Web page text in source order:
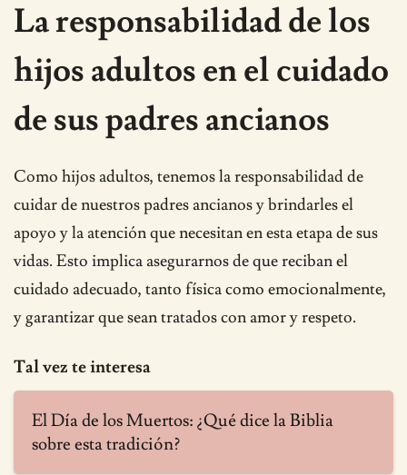
La responsabilidad de los
hijos adultos en el cuidado
de sus padres ancianos
Como hijos adultos, tenemos la responsabilidad de
cuidar de nuestros padres ancianos y brindarles el
apoyo y la atención que necesitan en esta etapa de sus
vidas. Esto implica asegurarnos de que reciban el
cuidado adecuado, tanto física como emocionalmente,
y garantizar que sean tratados con amor y respeto.
Tal vez te interesa
El Día de los Muertos: ¿Qué dice la Biblia
sobre esta tradición?